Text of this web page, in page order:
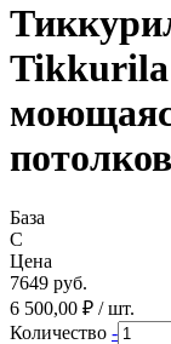
Tikkurila
потолков
База
C
Цена
7649 руб.
6 500,00 ₽ / шт.
Количество -